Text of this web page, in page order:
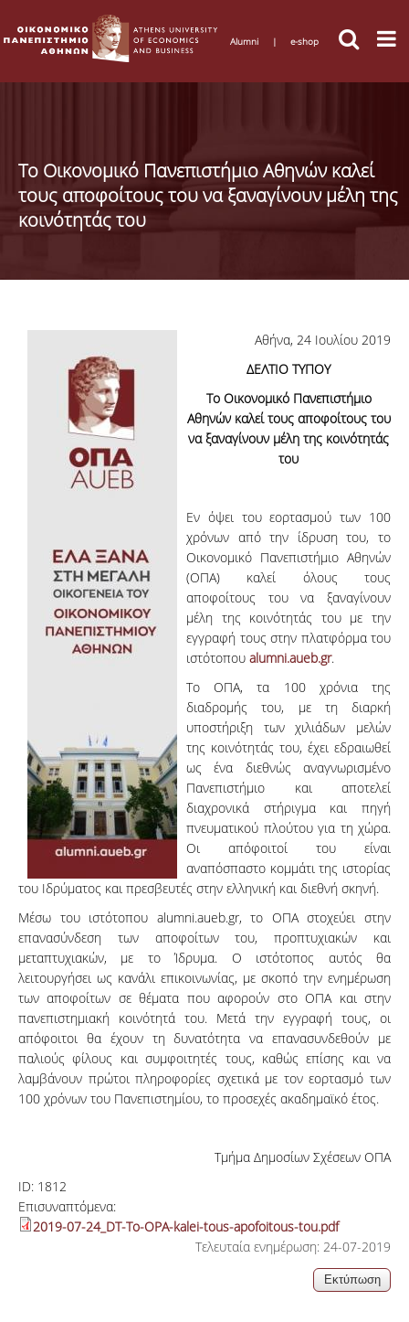
Alumni | e-shop
Το Οικονομικό Πανεπιστήμιο Αθηνών καλεί
τους αποφοίτους του να ξαναγίνουν μέλη της
κοινότητάς του
Αθήνα, 24 Ιουλίου 2019
ΔΕΛΤΙΟ ΤΥΠΟΥ
Το Οικονομικό Πανεπιστήμιο
Αθηνών καλεί τους αποφοίτους του
να ξαναγίνουν μέλη της κοινότητάς
του
Εν όψει του εορτασμού των 100
χρόνων από την ίδρυση του, το
Οικονομικό Πανεπιστήμιο Αθηνών
(ΟΠΑ) καλεί όλους τους
αποφοίτους του να ξαναγίνουν
μέλη της κοινότητάς του με την
εγγραφή τους στην πλατφόρμα του
ιστότοπου alumni.aueb.gr.
Το ΟΠΑ, τα 100 χρόνια της
διαδρομής του, με τη διαρκή
υποστήριξη των χιλιάδων μελών
της κοινότητάς του, έχει εδραιωθεί
ως ένα διεθνώς αναγνωρισμένο
Πανεπιστήμιο και αποτελεί
διαχρονικά στήριγμα και πηγή
πνευματικού πλούτου για τη χώρα.
Οι απόφοιτοί του είναι
αναπόσπαστο κομμάτι της ιστορίας
του Ιδρύματος και πρεσβευτές στην ελληνική και διεθνή σκηνή.
Μέσω του ιστότοπου alumni.aueb.gr, το ΟΠΑ στοχεύει στην
επανασύνδεση των αποφοίτων του, προπτυχιακών και
μεταπτυχιακών, με το Ίδρυμα. Ο ιστότοπος αυτός θα
λειτουργήσει ως κανάλι επικοινωνίας, με σκοπό την ενημέρωση
των αποφοίτων σε θέματα που αφορούν στο ΟΠΑ και στην
πανεπιστημιακή κοινότητά του. Μετά την εγγραφή τους, οι
απόφοιτοι θα έχουν τη δυνατότητα να επανασυνδεθούν με
παλιούς φίλους και συμφοιτητές τους, καθώς επίσης και να
λαμβάνουν πρώτοι πληροφορίες σχετικά με τον εορτασμό των
100 χρόνων του Πανεπιστημίου, το προσεχές ακαδημαϊκό έτος.
Τμήμα Δημοσίων Σχέσεων ΟΠΑ
ID: 1812
Επισυναπτόμενα:
2019-07-24_DT-To-OPA-kalei-tous-apofoitous-tou.pdf
Τελευταία ενημέρωση: 24-07-2019